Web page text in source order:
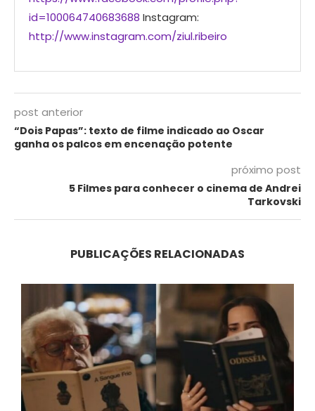
id=100064740683688 Instagram:
http://www.instagram.com/ziul.ribeiro
post anterior
“Dois Papas”: texto de filme indicado ao Oscar
ganha os palcos em encenação potente
próximo post
5 Filmes para conhecer o cinema de Andrei
Tarkovski
PUBLICAÇÕES RELACIONADAS